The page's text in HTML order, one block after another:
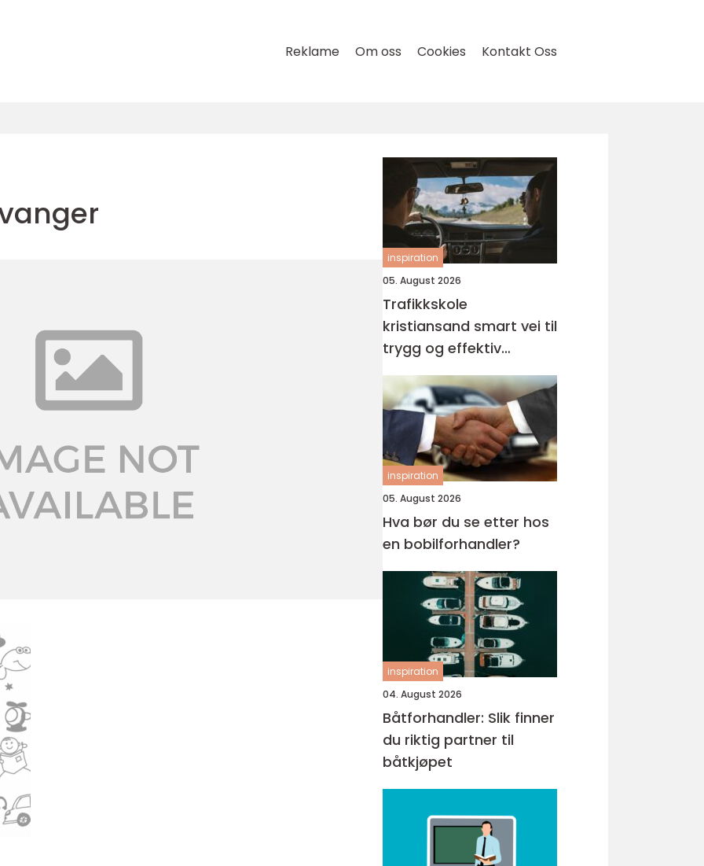
Reklame Om oss Cookies Kontakt Oss
inspiration
05. August 2026
Trafikkskole
kristiansand smart vei til
trygg og effektiv
opplæring
inspiration
05. August 2026
Hva bør du se etter hos
en bobilforhandler?
inspiration
04. August 2026
Båtforhandler: Slik finner
du riktig partner til
båtkjøpet